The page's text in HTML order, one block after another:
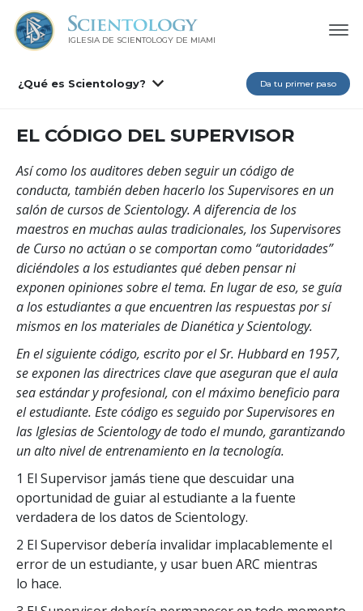
IGLESIA DE SCIENTOLOGY DE MIAMI
¿Qué es Scientology? Da tu primer paso
EL CÓDIGO DEL SUPERVISOR
Así como los auditores deben seguir un código de
conducta, también deben hacerlo los Supervisores en un
salón de cursos de Scientology. A diferencia de los
maestros en muchas aulas tradicionales, los Supervisores
de Curso no actúan o se comportan como “autoridades”
diciéndoles a los estudiantes qué deben pensar ni
exponen opiniones sobre el tema. En lugar de eso, se guía
a los estudiantes a que encuentren las respuestas por sí
mismos en los materiales de Dianética y Scientology.
En el siguiente código, escrito por el Sr. Hubbard en 1957,
se exponen las directrices clave que aseguran que el aula
sea estándar y profesional, con el máximo beneficio para
el estudiante. Este código es seguido por Supervisores en
las Iglesias de Scientology de todo el mundo, garantizando
un alto nivel de entrenamiento en la tecnología.
1 El Supervisor jamás tiene que descuidar una
oportunidad de guiar al estudiante a la fuente
verdadera de los datos de Scientology.
2 El Supervisor debería invalidar implacablemente el
error de un estudiante, y usar buen ARC mientras
lo hace.